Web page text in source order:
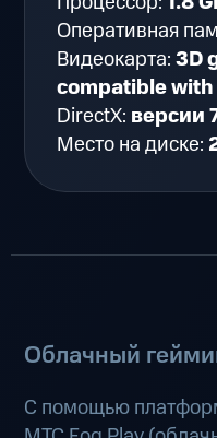
Оперативная
Видеокарта:3D
compatible with
DirectX: версии
Место на диске:
Облачный
С помощью